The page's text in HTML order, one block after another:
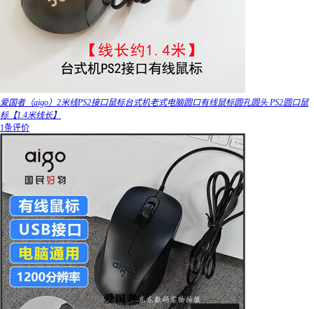
爱国者（aigo）2米线PS2接口鼠标台式机老式电脑圆口有线鼠标圆孔圆头 PS2圆口鼠
标【1.4米线长】
1条评价